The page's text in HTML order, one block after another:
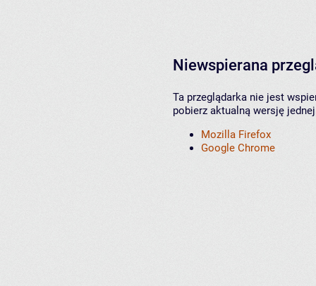
Niewspierana
Ta przeglądarka nie jest
pobierz aktualną wersję
Mozilla Firefox
Google Chrome